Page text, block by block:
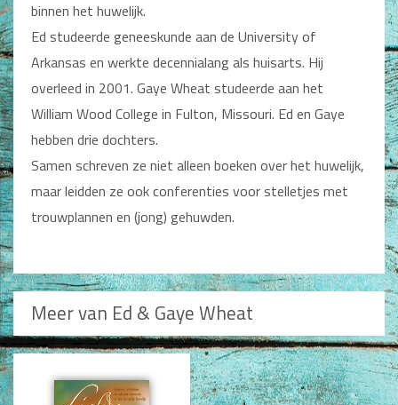
Alle producten
Seksualiteit
Jongerenboeken
Kinderboeken
Voorlezen
Zelf lezen
Doeboeken
Cadeauboeken
Gideonietjes
Dagboeken
Gebed
binnen het huwelijk.
Ed studeerde geneeskunde aan de University of
Arkansas en werkte decennialang als huisarts. Hij
overleed in 2001. Gaye Wheat studeerde aan het
William Wood College in Fulton, Missouri. Ed en Gaye
hebben drie dochters.
Samen schreven ze niet alleen boeken over het huwelijk,
maar leidden ze ook conferenties voor stelletjes met
trouwplannen en (jong) gehuwden.
Meer van Ed & Gaye Wheat